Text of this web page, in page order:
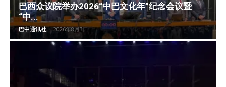
巴西众议院举办2026“中巴文化年”纪念会议暨
“中...
巴中通讯社 - 2026年8月3日